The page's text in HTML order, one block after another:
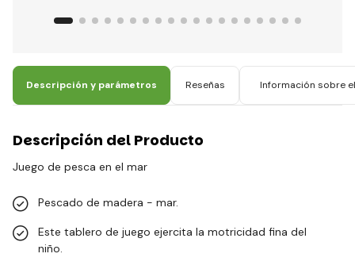
Descripción y parámetros Reseñas Información sobre
Descripción del Producto
Juego de pesca en el mar
Pescado de madera - mar.
Este tablero de juego ejercita la motricidad fina del
niño.